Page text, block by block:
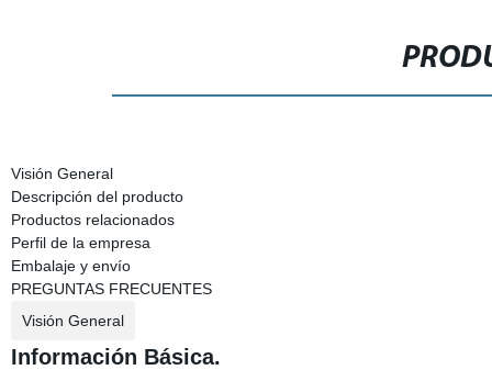
Visión General
Descripción del producto
Productos relacionados
Perfil de la empresa
Embalaje y envío
PREGUNTAS FRECUENTES
Visión General
Información Básica.